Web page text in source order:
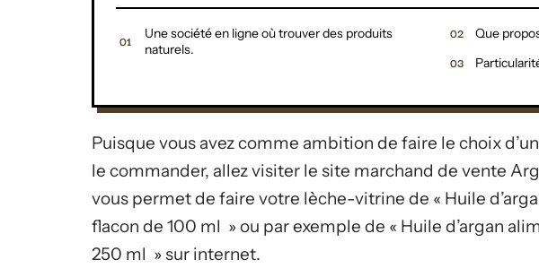
Une société en ligne où trouver des produits
naturels.
Que
Puisque vous avez comme ambition de faire le choix
le commander, allez visiter le site marchand de vente
vous permet de faire votre lèche-vitrine de « Huile
flacon de 100 ml » ou par exemple de « Huile d’argan
250 ml » sur internet.